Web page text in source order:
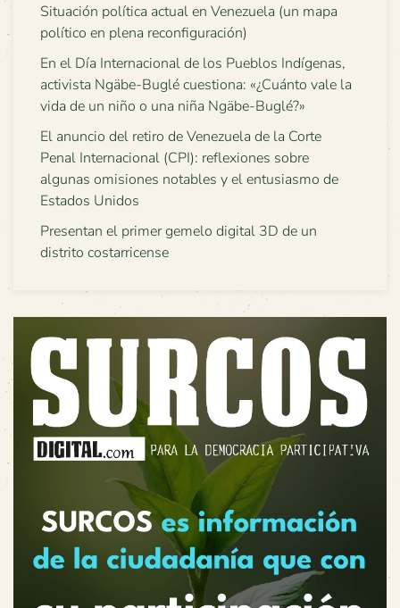
Situación política actual en Venezuela (un mapa
político en plena reconfiguración)
En el Día Internacional de los Pueblos Indígenas,
activista Ngäbe-Buglé cuestiona: «¿Cuánto vale la
vida de un niño o una niña Ngäbe-Buglé?»
El anuncio del retiro de Venezuela de la Corte
Penal Internacional (CPI): reflexiones sobre
algunas omisiones notables y el entusiasmo de
Estados Unidos
Presentan el primer gemelo digital 3D de un
distrito costarricense